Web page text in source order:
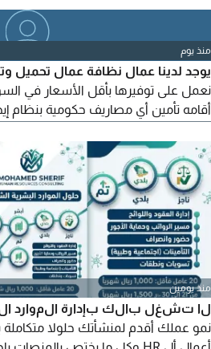
مؤهلة وذات كفاءة لتلبية احتياجات
والمقاهي. للتواصل والاستفسار وطلب
منذ يوم
يوجد لدينا عمال نظافة عمال تحميل
نعمل على توفيرها بأقل الأسعار في
أقامه تأمين أي مصاريف حكومية
منذ يومين
لا تشغل بالك بإدارة الموارد
نمو عملك أقدم لمنشأتك حلولا